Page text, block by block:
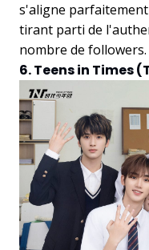
s'aligne
tirant parti de
nombre de followers.
6. Teens in Times